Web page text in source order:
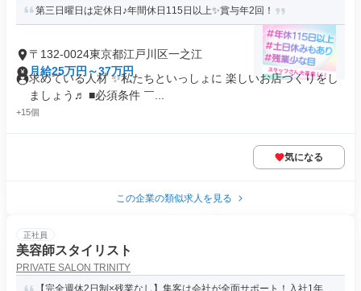
第三日曜日は定休日♪年間休日115日以上✨賞与年2回！
〒132-0024東京都江戸川区一之江
月給25万円～37万円
求めている人材 ✨私たちといっしょに 楽しいお店づくりをし
ましょう♬ ■必須条件 ￣...
+15個
気になる
この企業の類似求人を見る
正社員
美容師スタイリスト
PRIVATE SALON TRINITY
【完全週休2日制×残業なし】集客は会社が全面サポート！入社1年